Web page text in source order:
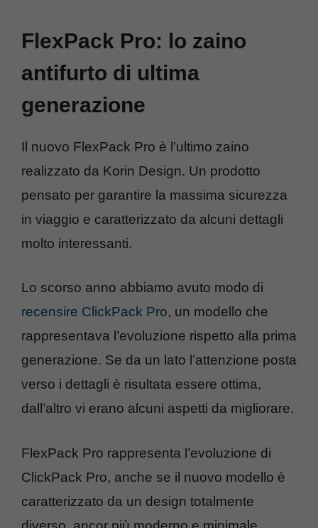
FlexPack Pro: lo zaino
antifurto di ultima
generazione
Il nuovo FlexPack Pro è l’ultimo zaino
realizzato da Korin Design. Un prodotto
pensato per garantire la massima sicurezza
in viaggio e caratterizzato da alcuni dettagli
molto interessanti.
Lo scorso anno abbiamo avuto modo di
recensire ClickPack Pro, un modello che
rappresentava l’evoluzione rispetto alla prima
generazione. Se da un lato l’attenzione posta
verso i dettagli è risultata essere ottima,
dall’altro vi erano alcuni aspetti da migliorare.
FlexPack Pro rappresenta l’evoluzione di
ClickPack Pro, anche se il nuovo modello è
caratterizzato da un design totalmente